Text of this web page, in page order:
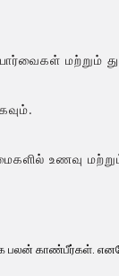
மற்றும்
உணவு
காண்பீர்கள்.